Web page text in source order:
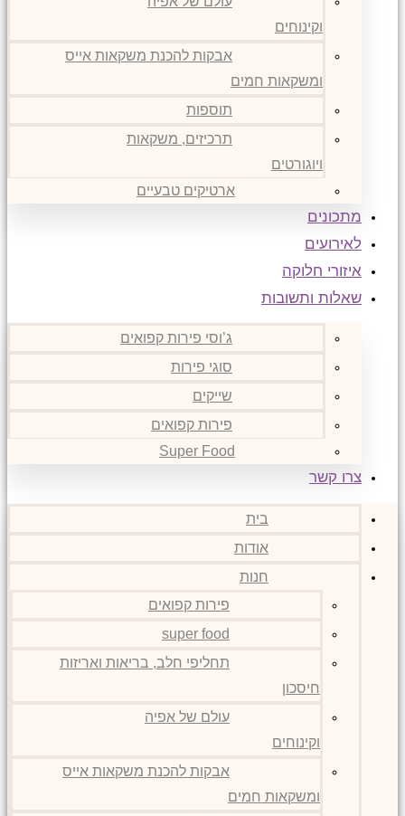
וקינוחים
אבקות להכנת משקאות אייס
ומשקאות חמים
תוספות
תרכיזים, משקאות
ויוגורטים
ארטיקים טבעיים
מתכונים
לאירועים
איזורי חלוקה
שאלות ותשובות
ג’וסי פירות קפואים
סוגי פירות
שייקים
פירות קפואים
Super Food
צרו קשר
בית
אודות
חנות
פירות קפואים
super food
תחליפי חלב, בריאות ואריזות
חיסכון
עולם של אפיה
וקינוחים
אבקות להכנת משקאות אייס
ומשקאות חמים